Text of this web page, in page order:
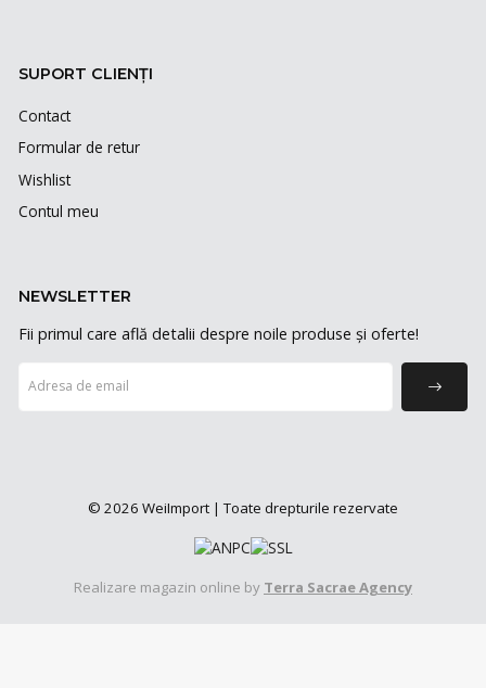
SUPORT CLIENȚI
Contact
Formular de retur
Wishlist
Contul meu
NEWSLETTER
Fii primul care află detalii despre noile produse și oferte!
© 2026 WeiImport | Toate drepturile rezervate
Realizare magazin online by Terra Sacrae Agency